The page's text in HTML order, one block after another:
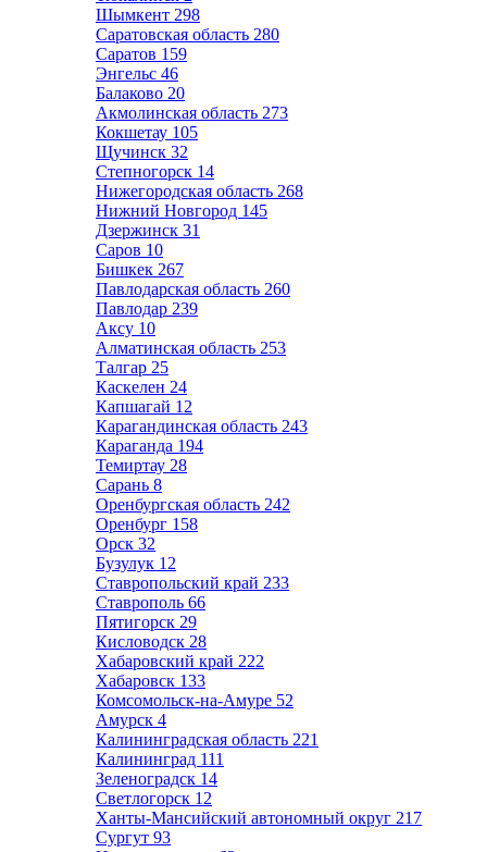
Шымкент 298
Саратовская область 280
Саратов 159
Энгельс 46
Балаково 20
Акмолинская область 273
Кокшетау 105
Щучинск 32
Степногорск 14
Нижегородская область 268
Нижний Новгород 145
Дзержинск 31
Саров 10
Бишкек 267
Павлодарская область 260
Павлодар 239
Аксу 10
Алматинская область 253
Талгар 25
Каскелен 24
Капшагай 12
Карагандинская область 243
Караганда 194
Темиртау 28
Сарань 8
Оренбургская область 242
Оренбург 158
Орск 32
Бузулук 12
Ставропольский край 233
Ставрополь 66
Пятигорск 29
Кисловодск 28
Хабаровский край 222
Хабаровск 133
Комсомольск-на-Амуре 52
Амурск 4
Калининградская область 221
Калининград 111
Зеленоградск 14
Светлогорск 12
Ханты-Мансийский автономный округ 217
Сургут 93